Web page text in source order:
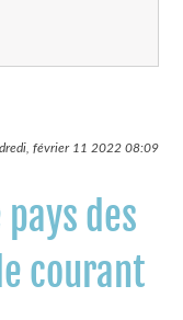
février 11 202208:09
des
courant